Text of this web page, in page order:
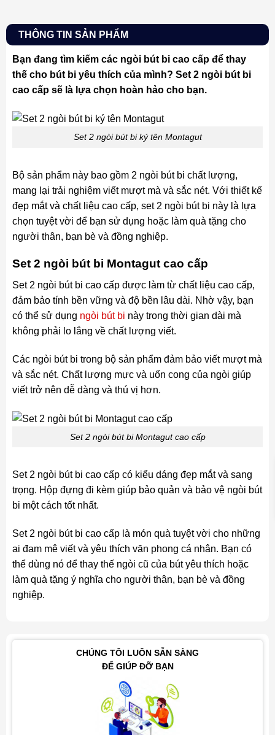
THÔNG TIN SẢN PHẨM
Bạn đang tìm kiếm các ngòi bút bi cao cấp để thay
thế cho bút bi yêu thích của mình? Set 2 ngòi bút bi
cao cấp sẽ là lựa chọn hoàn hảo cho bạn.
Set 2 ngòi bút bi ký tên Montagut
Bộ sản phẩm này bao gồm 2 ngòi bút bi chất lượng,
mang lại trải nghiệm viết mượt mà và sắc nét. Với thiết kế
đẹp mắt và chất liệu cao cấp, set 2 ngòi bút bi này là lựa
chọn tuyệt vời để bạn sử dụng hoặc làm quà tặng cho
người thân, bạn bè và đồng nghiệp.
Set 2 ngòi bút bi Montagut cao cấp
Set 2 ngòi bút bi cao cấp được làm từ chất liệu cao cấp,
đảm bảo tính bền vững và độ bền lâu dài. Nhờ vậy, bạn
có thể sử dụng ngòi bút bi này trong thời gian dài mà
không phải lo lắng về chất lượng viết.
Các ngòi bút bi trong bộ sản phẩm đảm bảo viết mượt mà
và sắc nét. Chất lượng mực và uốn cong của ngòi giúp
viết trở nên dễ dàng và thú vị hơn.
Set 2 ngòi bút bi Montagut cao cấp
Set 2 ngòi bút bi cao cấp có kiểu dáng đẹp mắt và sang
trọng. Hộp đựng đi kèm giúp bảo quản và bảo vệ ngòi bút
bi một cách tốt nhất.
Set 2 ngòi bút bi cao cấp là món quà tuyệt vời cho những
ai đam mê viết và yêu thích văn phong cá nhân. Bạn có
thể dùng nó để thay thế ngòi cũ của bút yêu thích hoặc
làm quà tặng ý nghĩa cho người thân, bạn bè và đồng
nghiệp.
CHÚNG TÔI LUÔN SẴN SÀNG
ĐỂ GIÚP ĐỠ BẠN